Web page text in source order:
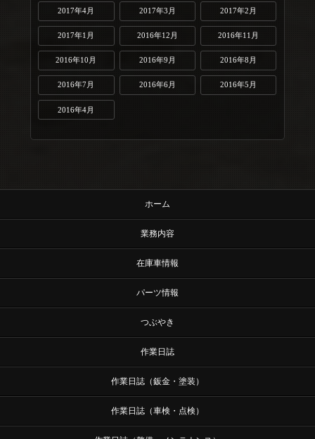
2017年4月 2017年3月 2017年2月
2017年1月 2016年12月 2016年11月
2016年10月 2016年9月 2016年8月
2016年7月 2016年6月 2016年5月
2016年4月
ホーム
業務内容
在庫車情報
パーツ情報
つぶやき
作業日誌
作業日誌（鈑金・塗装）
作業日誌（車検・点検）